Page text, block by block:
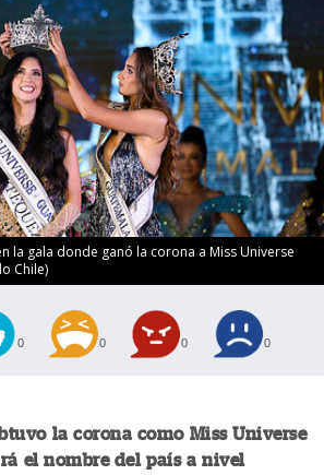
la gala donde ganó la corona a Miss Universe
Chile)
0 0 0 0
la corona como Miss Universe
el nombre del país a nivel